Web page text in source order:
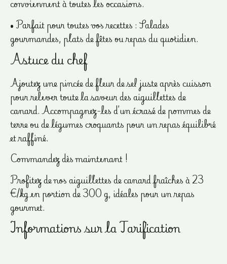
conviennent à toutes les occasions.
• Parfait pour toutes vos recettes : Salades
gourmandes, plats de fêtes ou repas du quotidien.
Astuce du chef
Ajoutez une pincée de fleur de sel juste après cuisson
pour relever toute la saveur des aiguillettes de
canard. Accompagnez-les d’un écrasé de pommes de
terre ou de légumes croquants pour un repas équilibré
et raffiné.
Commandez dès maintenant !
Profitez de nos aiguillettes de canard fraîches à 23
€/kg en portion de 300 g, idéales pour un repas
gourmet.
Informations sur la Tarification